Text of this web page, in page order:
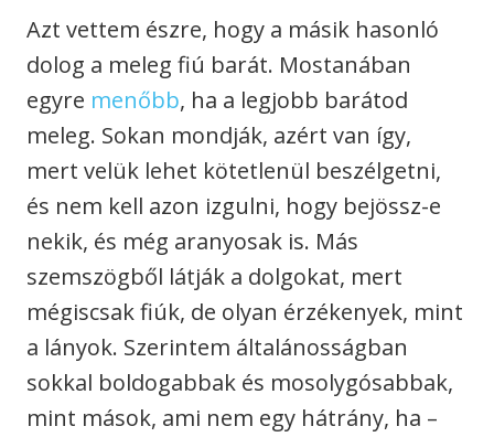
Azt vettem észre, hogy a másik hasonló
dolog a meleg fiú barát. Mostanában
egyre menőbb, ha a legjobb barátod
meleg. Sokan mondják, azért van így,
mert velük lehet kötetlenül beszélgetni,
és nem kell azon izgulni, hogy bejössz-e
nekik, és még aranyosak is. Más
szemszögből látják a dolgokat, mert
mégiscsak fiúk, de olyan érzékenyek, mint
a lányok. Szerintem általánosságban
sokkal boldogabbak és mosolygósabbak,
mint mások, ami nem egy hátrány, ha –